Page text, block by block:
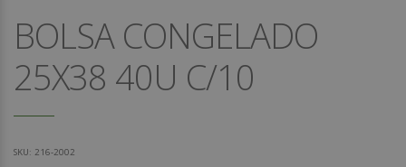
BOLSA CONGELADO
25X38 40U C/10
SKU: 216-2002